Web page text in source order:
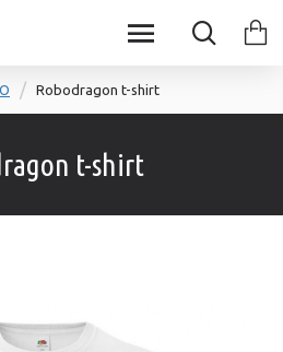
Robodragon t-shirt
t-shirt